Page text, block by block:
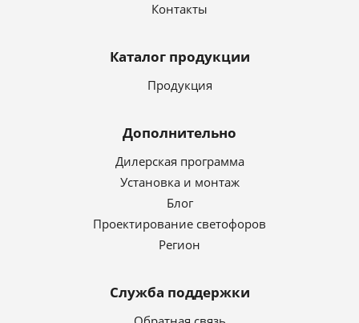
Контакты
Каталог продукции
Продукция
Дополнительно
Дилерская программа
Установка и монтаж
Блог
Проектирование светофоров
Регион
Служба поддержки